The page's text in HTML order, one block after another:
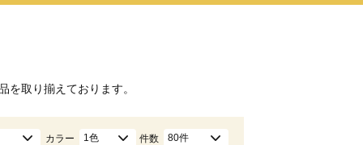
を取り揃えております。
カラー 1色 件数 80件